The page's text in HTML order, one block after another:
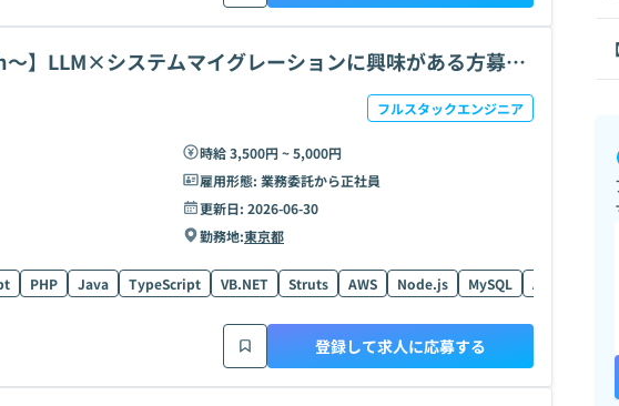
〜】LLM×システムマイグレーションに興味がある方募
フルスタックエンジニア
時給 3,500円 ~ 5,000円
雇用形態: 業務委託から正社員
更新日: 2026-06-30
勤務地:東京都
PHP Java TypeScript VB.NET Struts AWS Node.js MySQL Azure
登録して求人に応募する